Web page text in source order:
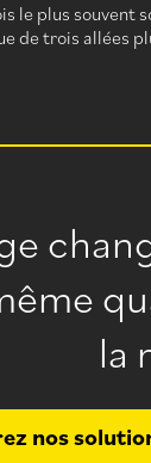
le plus
de trois allées
la
nos